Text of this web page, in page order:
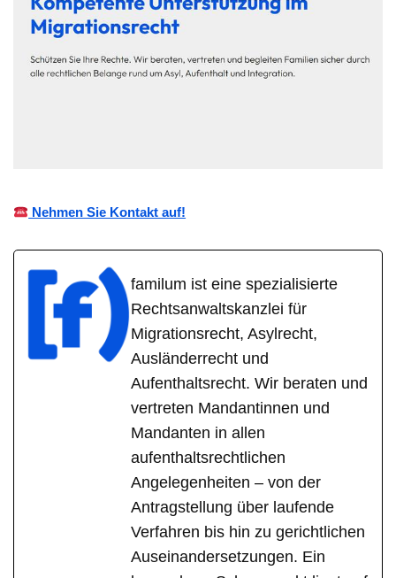
Nehmen Sie Kontakt auf!
familum ist eine spezialisierte
Rechtsanwaltskanzlei für
Migrationsrecht, Asylrecht,
Ausländerrecht und
Aufenthaltsrecht. Wir beraten und
vertreten Mandantinnen und
Mandanten in allen
aufenthaltsrechtlichen
Angelegenheiten – von der
Antragstellung über laufende
Verfahren bis hin zu gerichtlichen
Auseinandersetzungen. Ein